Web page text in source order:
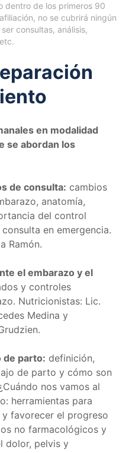
dentro de los primeros 90
no se cubrirá ningún
consultas, análisis,
en modalidad
se abordan los
de consulta: cambios
anatomía,
del control
en emergencia.
Ramón.
el embarazo y el
y controles
Nutricionistas: Lic.
Medina y
de parto: definición,
de parto y cómo son
nos vamos al
herramientas para
favorecer el progreso
no farmacológicos y
dolor, pelvis y